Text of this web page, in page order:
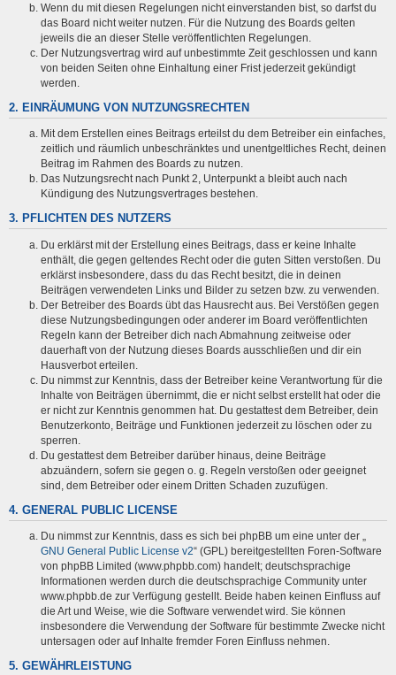
Wenn du mit diesen Regelungen nicht einverstanden bist, so darfst du
das Board nicht weiter nutzen. Für die Nutzung des Boards gelten
jeweils die an dieser Stelle veröffentlichten Regelungen.
Der Nutzungsvertrag wird auf unbestimmte Zeit geschlossen und kann
von beiden Seiten ohne Einhaltung einer Frist jederzeit gekündigt
werden.
2. EINRÄUMUNG VON NUTZUNGSRECHTEN
Mit dem Erstellen eines Beitrags erteilst du dem Betreiber ein einfaches,
zeitlich und räumlich unbeschränktes und unentgeltliches Recht, deinen
Beitrag im Rahmen des Boards zu nutzen.
Das Nutzungsrecht nach Punkt 2, Unterpunkt a bleibt auch nach
Kündigung des Nutzungsvertrages bestehen.
3. PFLICHTEN DES NUTZERS
Du erklärst mit der Erstellung eines Beitrags, dass er keine Inhalte
enthält, die gegen geltendes Recht oder die guten Sitten verstoßen. Du
erklärst insbesondere, dass du das Recht besitzt, die in deinen
Beiträgen verwendeten Links und Bilder zu setzen bzw. zu verwenden.
Der Betreiber des Boards übt das Hausrecht aus. Bei Verstößen gegen
diese Nutzungsbedingungen oder anderer im Board veröffentlichten
Regeln kann der Betreiber dich nach Abmahnung zeitweise oder
dauerhaft von der Nutzung dieses Boards ausschließen und dir ein
Hausverbot erteilen.
Du nimmst zur Kenntnis, dass der Betreiber keine Verantwortung für die
Inhalte von Beiträgen übernimmt, die er nicht selbst erstellt hat oder die
er nicht zur Kenntnis genommen hat. Du gestattest dem Betreiber, dein
Benutzerkonto, Beiträge und Funktionen jederzeit zu löschen oder zu
sperren.
Du gestattest dem Betreiber darüber hinaus, deine Beiträge
abzuändern, sofern sie gegen o. g. Regeln verstoßen oder geeignet
sind, dem Betreiber oder einem Dritten Schaden zuzufügen.
4. GENERAL PUBLIC LICENSE
Du nimmst zur Kenntnis, dass es sich bei phpBB um eine unter der „
GNU General Public License v2“ (GPL) bereitgestellten Foren-Software
von phpBB Limited (www.phpbb.com) handelt; deutschsprachige
Informationen werden durch die deutschsprachige Community unter
www.phpbb.de zur Verfügung gestellt. Beide haben keinen Einfluss auf
die Art und Weise, wie die Software verwendet wird. Sie können
insbesondere die Verwendung der Software für bestimmte Zwecke nicht
untersagen oder auf Inhalte fremder Foren Einfluss nehmen.
5. GEWÄHRLEISTUNG